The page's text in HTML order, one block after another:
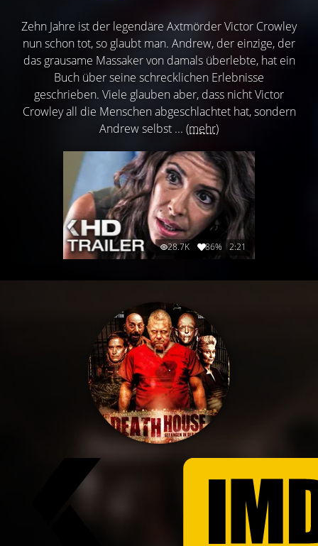
Zehn Jahre ist der legendäre Axtmörder Victor Crowley
nun schon tot, so glaubt man. Andrew, der einzige, der
das grausame Massaker von damals überlebte, hat ein
Buch über seine schrecklichen Erlebnisse
geschrieben. Viele glauben aber, dass nicht Victor
Crowley all die Menschen abgeschlachtet hat, sondern
Andrew selbst ... (mehr)
28.7K 86% 2:21